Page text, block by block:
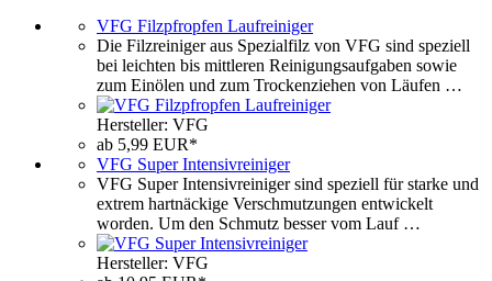
VFG Filzpfropfen Laufreiniger
Die Filzreiniger aus Spezialfilz von VFG sind speziell
bei leichten bis mittleren Reinigungsaufgaben sowie
zum Einölen und zum Trockenziehen von Läufen …
Hersteller: VFG
ab 5,99 EUR*
VFG Super Intensivreiniger
VFG Super Intensivreiniger sind speziell für starke und
extrem hartnäckige Verschmutzungen entwickelt
worden. Um den Schmutz besser vom Lauf …
Hersteller: VFG